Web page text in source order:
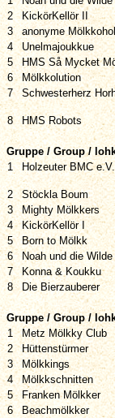
2
KickörKellör II
3
anonyme
4
Unelmajoukkue
5
HMS Så Mycket
6
Mölkkolution
7
Schwesterherz
8
HMS Robots
Gruppe / Group /
1
Holzeuter BMC e.V.
2
Stöckla Boum
3
Mighty Mölkkers
4
KickörKellör I
5
Born to Mölkk
6
Noah und die
7
Konna & Koukku
8
Die Bierzauberer
Gruppe / Group /
1
Metz Mölkky Club
2
Hüttenstürmer
3
Mölkkings
4
Mölkkschnitten
5
Franken Mölkker
6
Beachmölkker